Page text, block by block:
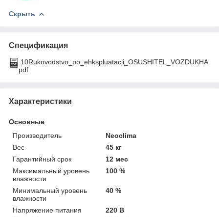
Скрыть
Спецификация
10Rukovodstvo_po_ehkspluatacii_OSUSHITEL_VOZDUKHA.
pdf
Характеристики
Основные
Производитель
Neoclima
Вес
45 кг
Гарантийный срок
12 мес
Максимальный уровень
влажности
100 %
Минимальный уровень
влажности
40 %
Напряжение питания
220 В